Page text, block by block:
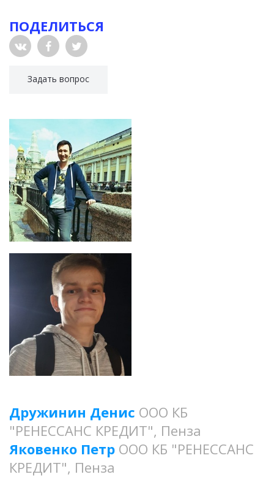
ПОДЕЛИТЬСЯ
Задать вопрос
Дружинин Денис ООО КБ
"РЕНЕССАНС КРЕДИТ", Пенза
Яковенко Петр ООО КБ "РЕНЕССАНС
КРЕДИТ", Пенза